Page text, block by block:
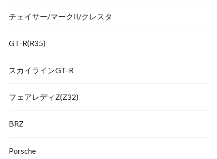
チェイサー/マークII/クレスタ
GT-R(R35)
スカイラインGT-R
フェアレディZ(Z32)
BRZ
Porsche